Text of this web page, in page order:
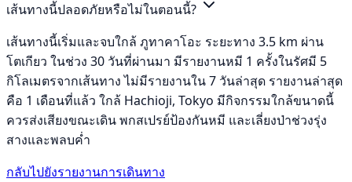
เส้นทางนี้ปลอดภัยหรือไม่ในตอนนี้?
เส้นทางนี้เริ่มและจบใกล้ ภูทาคาโอะ ระยะทาง 3.5 km ผ่าน
โตเกียว ในช่วง 30 วันที่ผ่านมา มีรายงานหมี 1 ครั้งในรัศมี 5
กิโลเมตรจากเส้นทาง ไม่มีรายงานใน 7 วันล่าสุด รายงานล่าสุด
คือ 1 เดือนที่แล้ว ใกล้ Hachioji, Tokyo มีกิจกรรมใกล้ขนาดนี้
ควรส่งเสียงขณะเดิน พกสเปรย์ป้องกันหมี และเลี่ยงป่าช่วงรุ่ง
สางและพลบค่ำ
กลับไปยังรายงานการเดินทาง